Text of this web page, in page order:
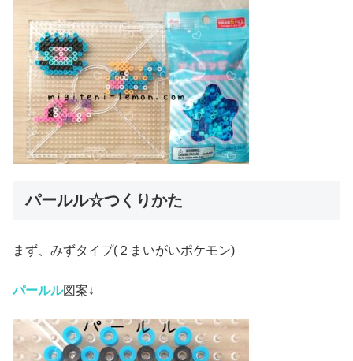
パールル☆つくりかた
まず、みずタイプ(２まいがいポケモン)
パールル図案↓